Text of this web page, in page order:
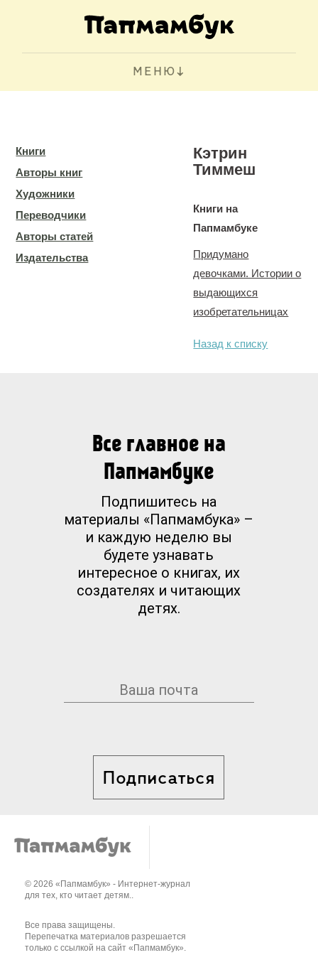
МЕНЮ
Книги
Авторы книг
Художники
Переводчики
Авторы статей
Издательства
Кэтрин
Тиммеш
Книги на
Папмамбуке
Придумано
девочками. Истории о
выдающихся
изобретательницах
Назад к списку
Все главное на
Папмамбуке
Подпишитесь на
материалы «Папмамбука» –
и каждую неделю вы
будете узнавать
интересное о книгах, их
создателях и читающих
детях.
Подписаться
© 2026 «Папмамбук» - Интернет-журнал
для тех, кто читает детям..
Все права защищены.
Перепечатка материалов разрешается
только с ссылкой на сайт «Папмамбук».